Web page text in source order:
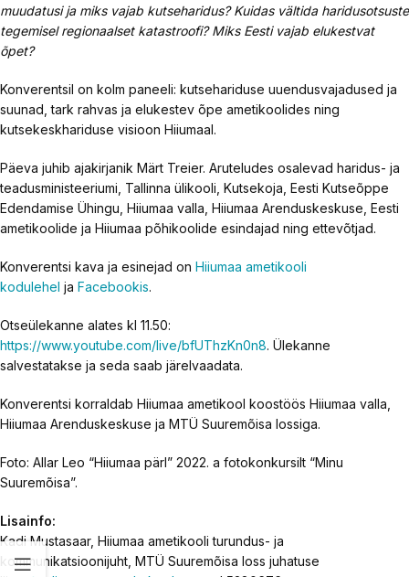
muudatusi ja miks vajab kutseharidus? Kuidas vältida haridusotsuste
tegemisel regionaalset katastroofi? Miks Eesti vajab elukestvat
õpet?
Konverentsil on kolm paneeli: kutsehariduse uuendusvajadused ja
suunad, tark rahvas ja elukestev õpe ametikoolides ning
kutsekeskhariduse visioon Hiiumaal.
Päeva juhib ajakirjanik Märt Treier. Aruteludes osalevad haridus- ja
teadusministeeriumi, Tallinna ülikooli, Kutsekoja, Eesti Kutseõppe
Edendamise Ühingu, Hiiumaa valla, Hiiumaa Arenduskeskuse, Eesti
ametikoolide ja Hiiumaa põhikoolide esindajad ning ettevõtjad.
Konverentsi kava ja esinejad on Hiiumaa ametikooli
kodulehel ja Facebookis.
Otseülekanne alates kl 11.50:
https://www.youtube.com/live/bfUThzKn0n8. Ülekanne
salvestatakse ja seda saab järelvaadata.
Konverentsi korraldab Hiiumaa ametikool koostöös Hiiumaa valla,
Hiiumaa Arenduskeskuse ja MTÜ Suuremõisa lossiga.
Foto: Allar Leo “Hiiumaa pärl” 2022. a fotokonkursilt “Minu
Suuremõisa”.
Lisainfo:
Kadi Mustasaar, Hiiumaa ametikooli turundus- ja
kommunikatsioonijuht, MTÜ Suuremõisa loss juhatuse